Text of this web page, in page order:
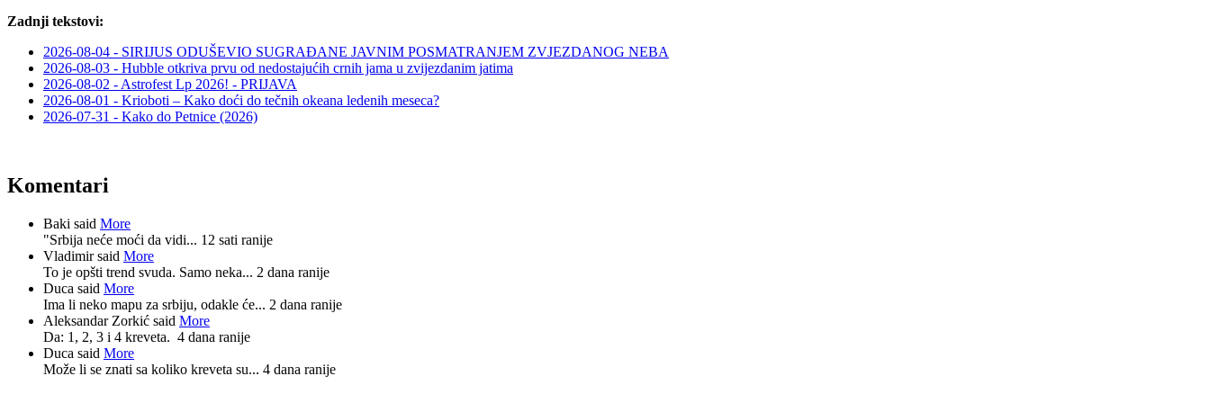
Zadnji tekstovi:
2026-08-04 - SIRIJUS ODUŠEVIO SUGRAĐANE JAVNIM POSMATRANJEM ZVJEZDANOG NEBA
2026-08-03 - Hubble otkriva prvu od nedostajućih crnih jama u zvijezdanim jatima
2026-08-02 - Astrofest Lp 2026! - PRIJAVA
2026-08-01 - Krioboti – Kako doći do tečnih okeana ledenih meseca?
2026-07-31 - Kako do Petnice (2026)
Komentari
Baki said More
"Srbija neće moći da vidi... 12 sati ranije
Vladimir said More
To je opšti trend svuda. Samo neka... 2 dana ranije
Duca said More
Ima li neko mapu za srbiju, odakle će... 2 dana ranije
Aleksandar Zorkić said More
Da: 1, 2, 3 i 4 kreveta. 4 dana ranije
Duca said More
Može li se znati sa koliko kreveta su... 4 dana ranije